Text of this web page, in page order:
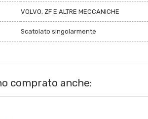
VOLVO, ZF E ALTRE MECCANICHE
Scatolato singolarmente
comprato anche: